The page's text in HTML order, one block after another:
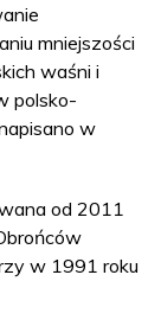
mniejszości
waśni i
polsko-
w
od 2011
w 1991 roku